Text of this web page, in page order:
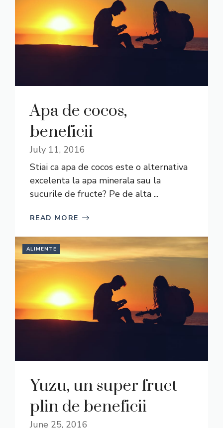
Apa de cocos,
beneficii
July 11, 2016
Stiai ca apa de cocos este o alternativa
excelenta la apa minerala sau la
sucurile de fructe? Pe de alta ...
READ MORE
ALIMENTE
Yuzu, un super fruct
plin de beneficii
June 25, 2016